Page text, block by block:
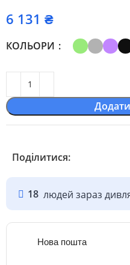
₴
КОЛЬОРИ
Поділитися:
18 людей зараз
Нова пошта